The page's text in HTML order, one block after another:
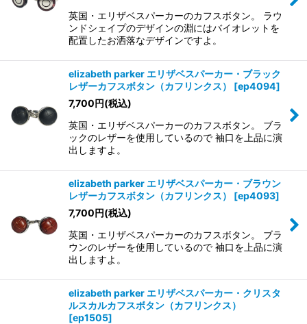
英国・エリザベスパーカーのカフスボタン。 ラウ
ンドシェイプのデザインの淵にはバイオレットを
配置したお洒落なデザインですよ。
elizabeth parker エリザベスパーカー・ブラック
レザーカフスボタン（カフリンクス）
[ep4094]
7,700円(税込)
英国・エリザベスパーカーのカフスボタン。 ブラ
ックのレザーを使用しているので 袖口を上品に演
出しますよ。
elizabeth parker エリザベスパーカー・ブラウン
レザーカフスボタン（カフリンクス）
[ep4093]
7,700円(税込)
英国・エリザベスパーカーのカフスボタン。 ブラ
ウンのレザーを使用しているので 袖口を上品に演
出しますよ。
elizabeth parker エリザベスパーカー・クリスタ
ルスカルカフスボタン（カフリンクス）
[ep1505]